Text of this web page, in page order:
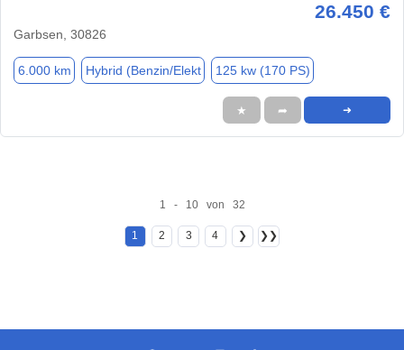
26.450 €
Garbsen, 30826
6.000 km Hybrid (Benzin/Elekt 125 kw (170 PS)
★ ➦ ➜
1 - 10 von 32
1 2 3 4 ❯ ❯❯